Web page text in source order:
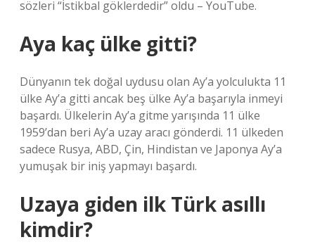
sözleri “İstikbal göklerdedir” oldu – YouTube.
Aya kaç ülke gitti?
Dünyanın tek doğal uydusu olan Ay’a yolculukta 11
ülke Ay’a gitti ancak beş ülke Ay’a başarıyla inmeyi
başardı. Ülkelerin Ay’a gitme yarışında 11 ülke
1959’dan beri Ay’a uzay aracı gönderdi. 11 ülkeden
sadece Rusya, ABD, Çin, Hindistan ve Japonya Ay’a
yumuşak bir iniş yapmayı başardı.
Uzaya giden ilk Türk asıllı
kimdir?